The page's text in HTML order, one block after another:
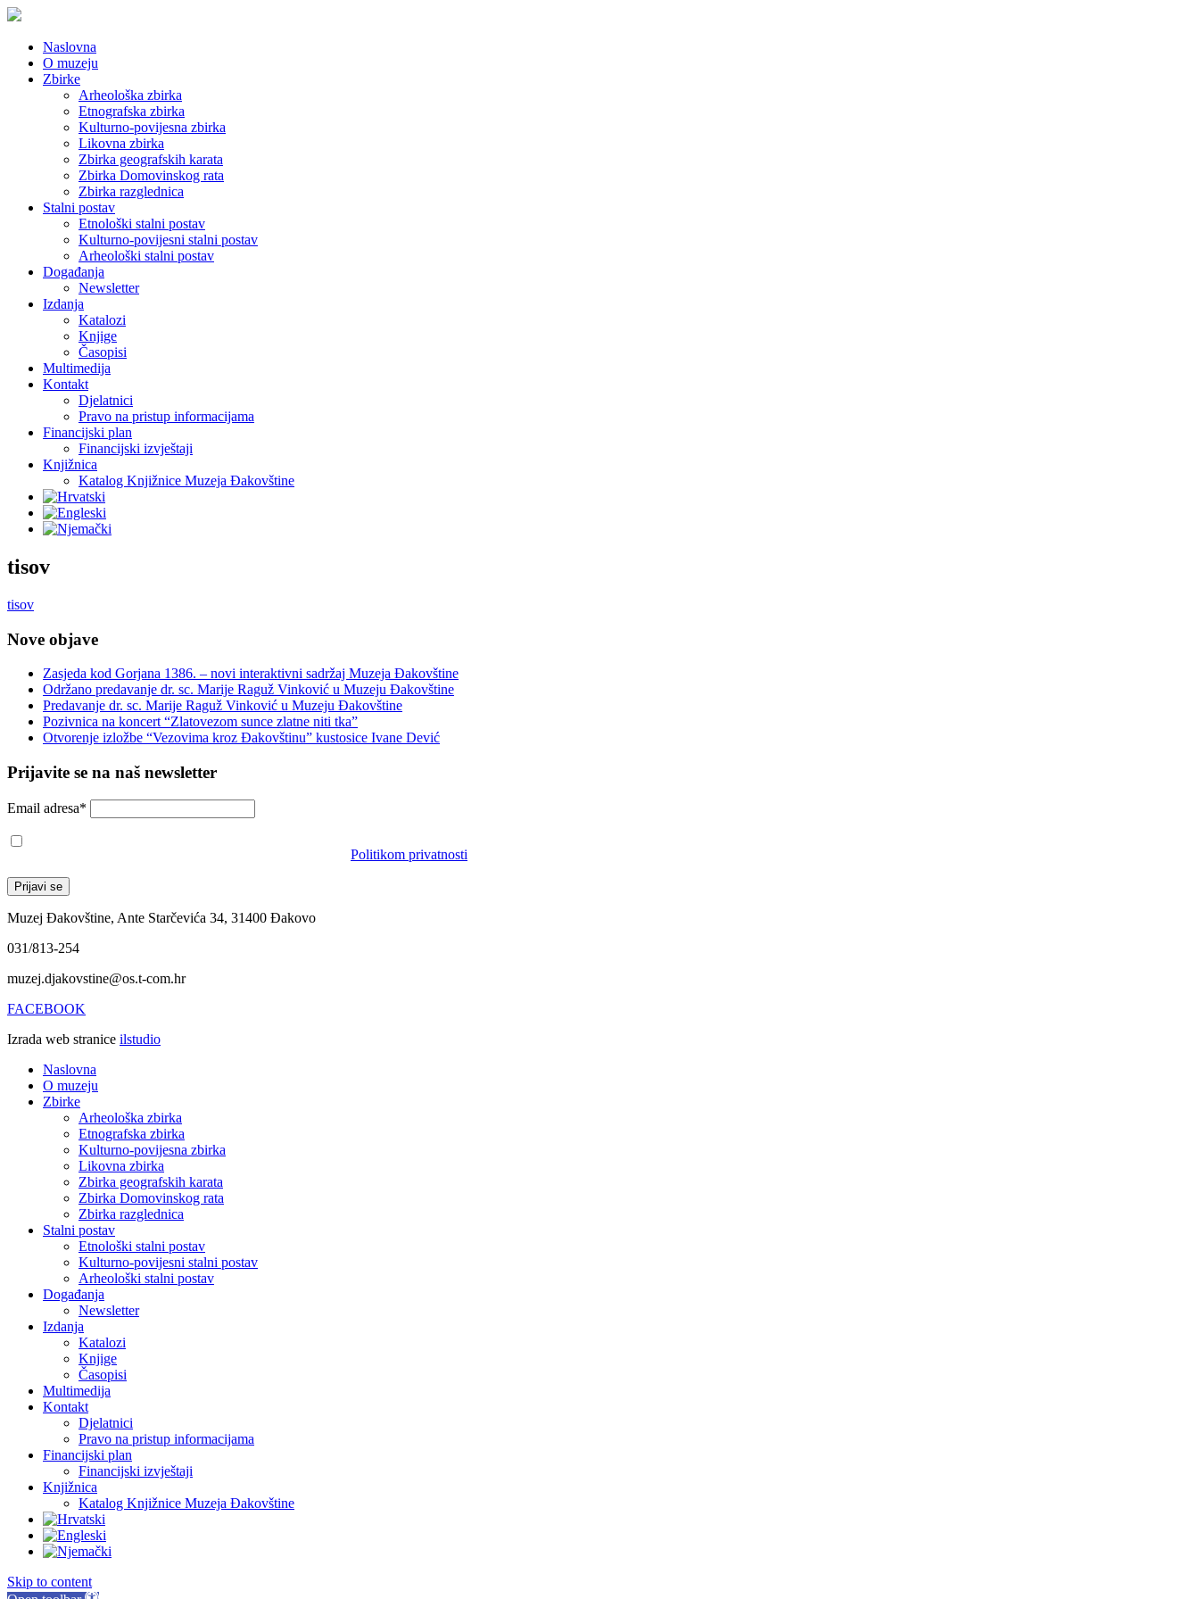
Naslovna
O muzeju
Zbirke
Arheološka zbirka
Etnografska zbirka
Kulturno-povijesna zbirka
Likovna zbirka
Zbirka geografskih karata
Zbirka Domovinskog rata
Zbirka razglednica
Stalni postav
Etnološki stalni postav
Kulturno-povijesni stalni postav
Arheološki stalni postav
Događanja
Newsletter
Izdanja
Katalozi
Knjige
Časopisi
Multimedija
Kontakt
Djelatnici
Pravo na pristup informacijama
Financijski plan
Financijski izvještaji
Knjižnica
Katalog Knjižnice Muzeja Đakovštine
tisov
tisov
Nove objave
Zasjeda kod Gorjana 1386. – novi interaktivni sadržaj Muzeja Đakovštine
Održano predavanje dr. sc. Marije Raguž Vinković u Muzeju Đakovštine
Predavanje dr. sc. Marije Raguž Vinković u Muzeju Đakovštine
Pozivnica na koncert “Zlatovezom sunce zlatne niti tka”
Otvorenje izložbe “Vezovima kroz Đakovštinu” kustosice Ivane Dević
Prijavite se na naš newsletter
Email adresa*
Politikom privatnosti
Muzej Đakovštine, Ante Starčevića 34, 31400 Đakovo
031/813-254
muzej.djakovstine@os.t-com.hr
FACEBOOK
Izrada web stranice ilstudio
Naslovna
O muzeju
Zbirke
Arheološka zbirka
Etnografska zbirka
Kulturno-povijesna zbirka
Likovna zbirka
Zbirka geografskih karata
Zbirka Domovinskog rata
Zbirka razglednica
Stalni postav
Etnološki stalni postav
Kulturno-povijesni stalni postav
Arheološki stalni postav
Događanja
Newsletter
Izdanja
Katalozi
Knjige
Časopisi
Multimedija
Kontakt
Djelatnici
Pravo na pristup informacijama
Financijski plan
Financijski izvještaji
Knjižnica
Katalog Knjižnice Muzeja Đakovštine
Skip to content